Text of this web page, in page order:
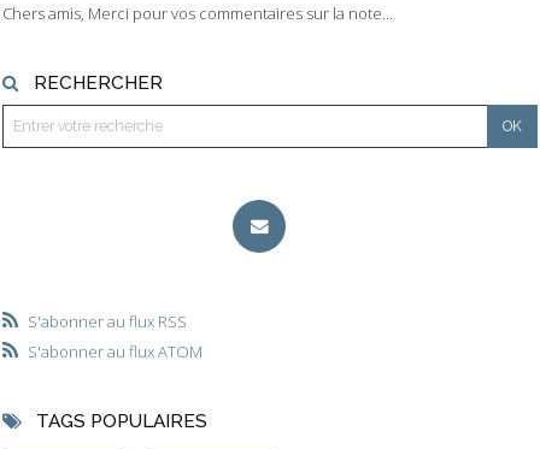
Chers amis, Merci pour vos commentaires sur la note...
RECHERCHER
S'abonner au flux RSS
S'abonner au flux ATOM
TAGS POPULAIRES